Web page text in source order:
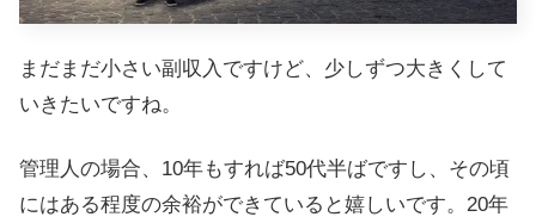
まだまだ小さい副収入ですけど、少しずつ大きくして
いきたいですね。
管理人の場合、10年もすれば50代半ばですし、その頃
にはある程度の余裕ができていると嬉しいです。20年